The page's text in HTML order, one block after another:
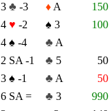
3 ♣ -3 ♦ A 150
4 ♥ -2 ♠ 3 100
4 ♠ -4 ♣ A
2 SA -1 ♣ 5 50
3 ♠ -1 ♣ A 50
6 SA = ♣ 3 990